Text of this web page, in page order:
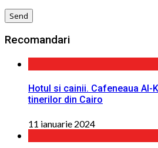
Recomandari
Hotul si cainii. Cafeneaua Al-
tinerilor din Cairo
11 ianuarie 2024